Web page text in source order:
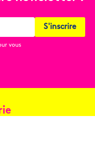
vous
S'inscrire